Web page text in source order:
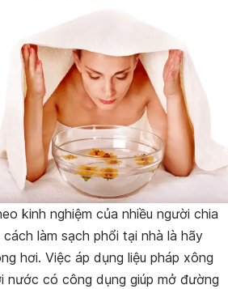
kinh nghiệm của nhiều người chia
cách làm sạch phổi tại nhà là hãy
hơi. Việc áp dụng liệu pháp xông
nước có công dụng giúp mở đường